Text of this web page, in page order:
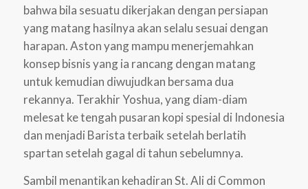
bahwa bila sesuatu dikerjakan dengan persiapan
yang matang hasilnya akan selalu sesuai dengan
harapan. Aston yang mampu menerjemahkan
konsep bisnis yang ia rancang dengan matang
untuk kemudian diwujudkan bersama dua
rekannya. Terakhir Yoshua, yang diam-diam
melesat ke tengah pusaran kopi spesial di Indonesia
dan menjadi Barista terbaik setelah berlatih
spartan setelah gagal di tahun sebelumnya.
Sambil menantikan kehadiran St. Ali di Common